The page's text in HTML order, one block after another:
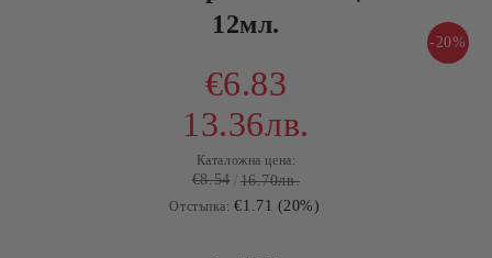
12мл.
-20%
€6.83
13.36лв.
Каталожна цена:
€8.54 16.70лв.
Отстъпка: €1.71 (20%)